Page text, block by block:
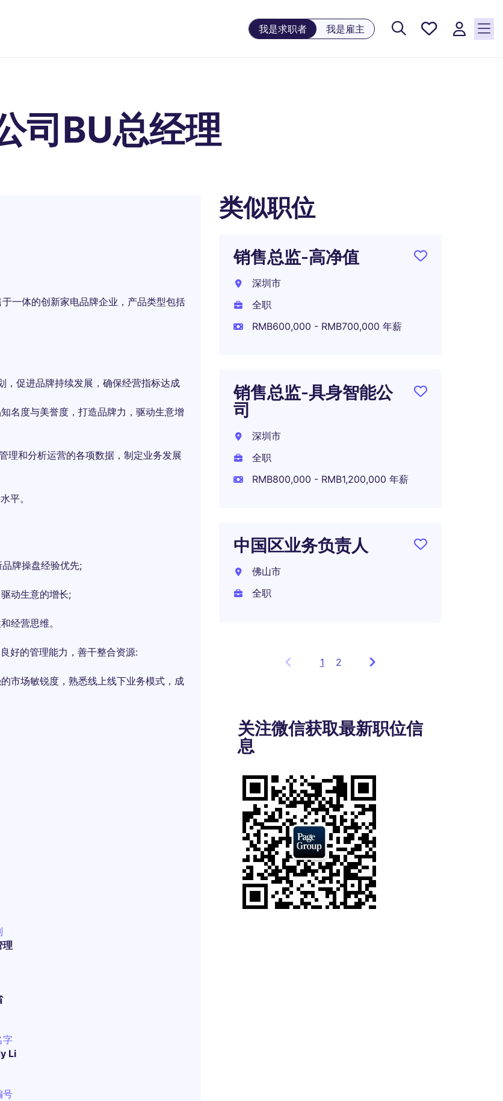
我是求职者 我是雇主
保存工
司BU总经理
一体的创新家电品牌企业，产品类型包括
，促进品牌持续发展，确保经营指标达成
名度与美誉度，打造品牌力，驱动生意增
理和分析运营的各项数据，制定业务发展
平。
牌操盘经验优先;
动生意的增长;
经营思维。
好的管理能力，善干整合资源:
市场敏锐度，熟悉线上线下业务模式，成
理
字
Li
号
类似职位
销售总监-高净值
深圳市
全职
RMB600,000 - RMB700,000 年薪
销售总监-具身智能公
司
深圳市
全职
RMB800,000 - RMB1,200,000 年薪
中国区业务负责人
佛山市
全职
1 Showing
3
of
2
关注微信获取最新职位信
息